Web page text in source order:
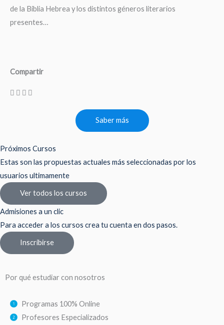
de la Biblia Hebrea y los distintos géneros literarios
presentes…
Compartir
Saber más
Próximos Cursos
Estas son las propuestas actuales más seleccionadas por los
usuarios ultimamente
Ver todos los cursos
Admisiones a un clic
Para acceder a los cursos crea tu cuenta en dos pasos.
Inscribirse
Por qué estudiar con nosotros
Programas 100% Online
Profesores Especializados